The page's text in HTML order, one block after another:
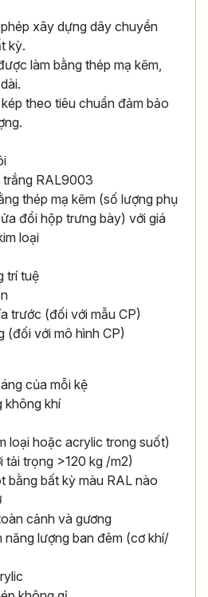
xây dựng dây chuyền
kỳ.
làm bằng thép mạ kẽm,
theo tiêu chuẩn đảm bảo
trắng RAL9003
thép mạ kẽm (số lượng phụ
đổi hộp trưng bày) với giá
loại
trí tuệ
trước (đối với mẫu CP)
(đối với mô hình CP)
của mỗi kệ
không khí
loại hoặc acrylic trong suốt)
tải trọng >120 kg /m2)
bằng bất kỳ màu RAL nào
cảnh và gương
năng lượng ban đêm (cơ khí/